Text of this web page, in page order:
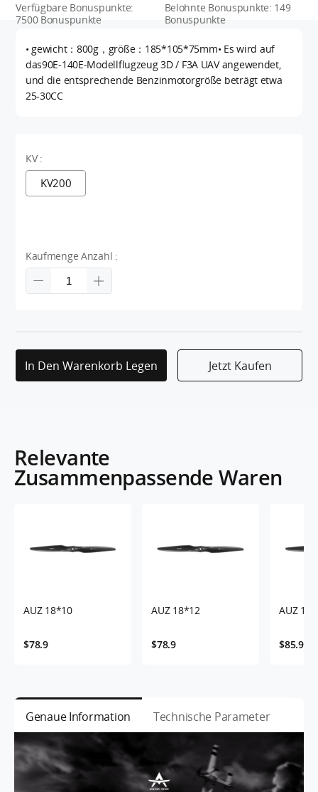
Verfügbare Bonuspunkte:
7500 Bonuspunkte
Belohnte Bonuspunkte: 149
Bonuspunkte
• gewicht：800g，größe：185*105*75mm• Es wird auf
das90E-140E-Modellflugzeug 3D / F3A UAV angewendet,
und die entsprechende Benzinmotorgröße beträgt etwa
25-30CC
KV :
KV200
Kaufmenge Anzahl :
In Den Warenkorb Legen Jetzt Kaufen
Relevante
Zusammenpassende Waren
AUZ 18*10
$78.9
AUZ 18*12
$78.9
AUZ
$85.9
Genaue Information Technische Parameter